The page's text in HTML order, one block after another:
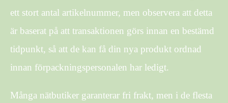
ett stort antal artikelnummer, men observera att detta
är baserat på att transaktionen görs innan en bestämd
tidpunkt, så att de kan få din nya produkt ordnad
innan förpackningspersonalen har ledigt.
Många nätbutiker garanterar fri frakt, men i de flesta